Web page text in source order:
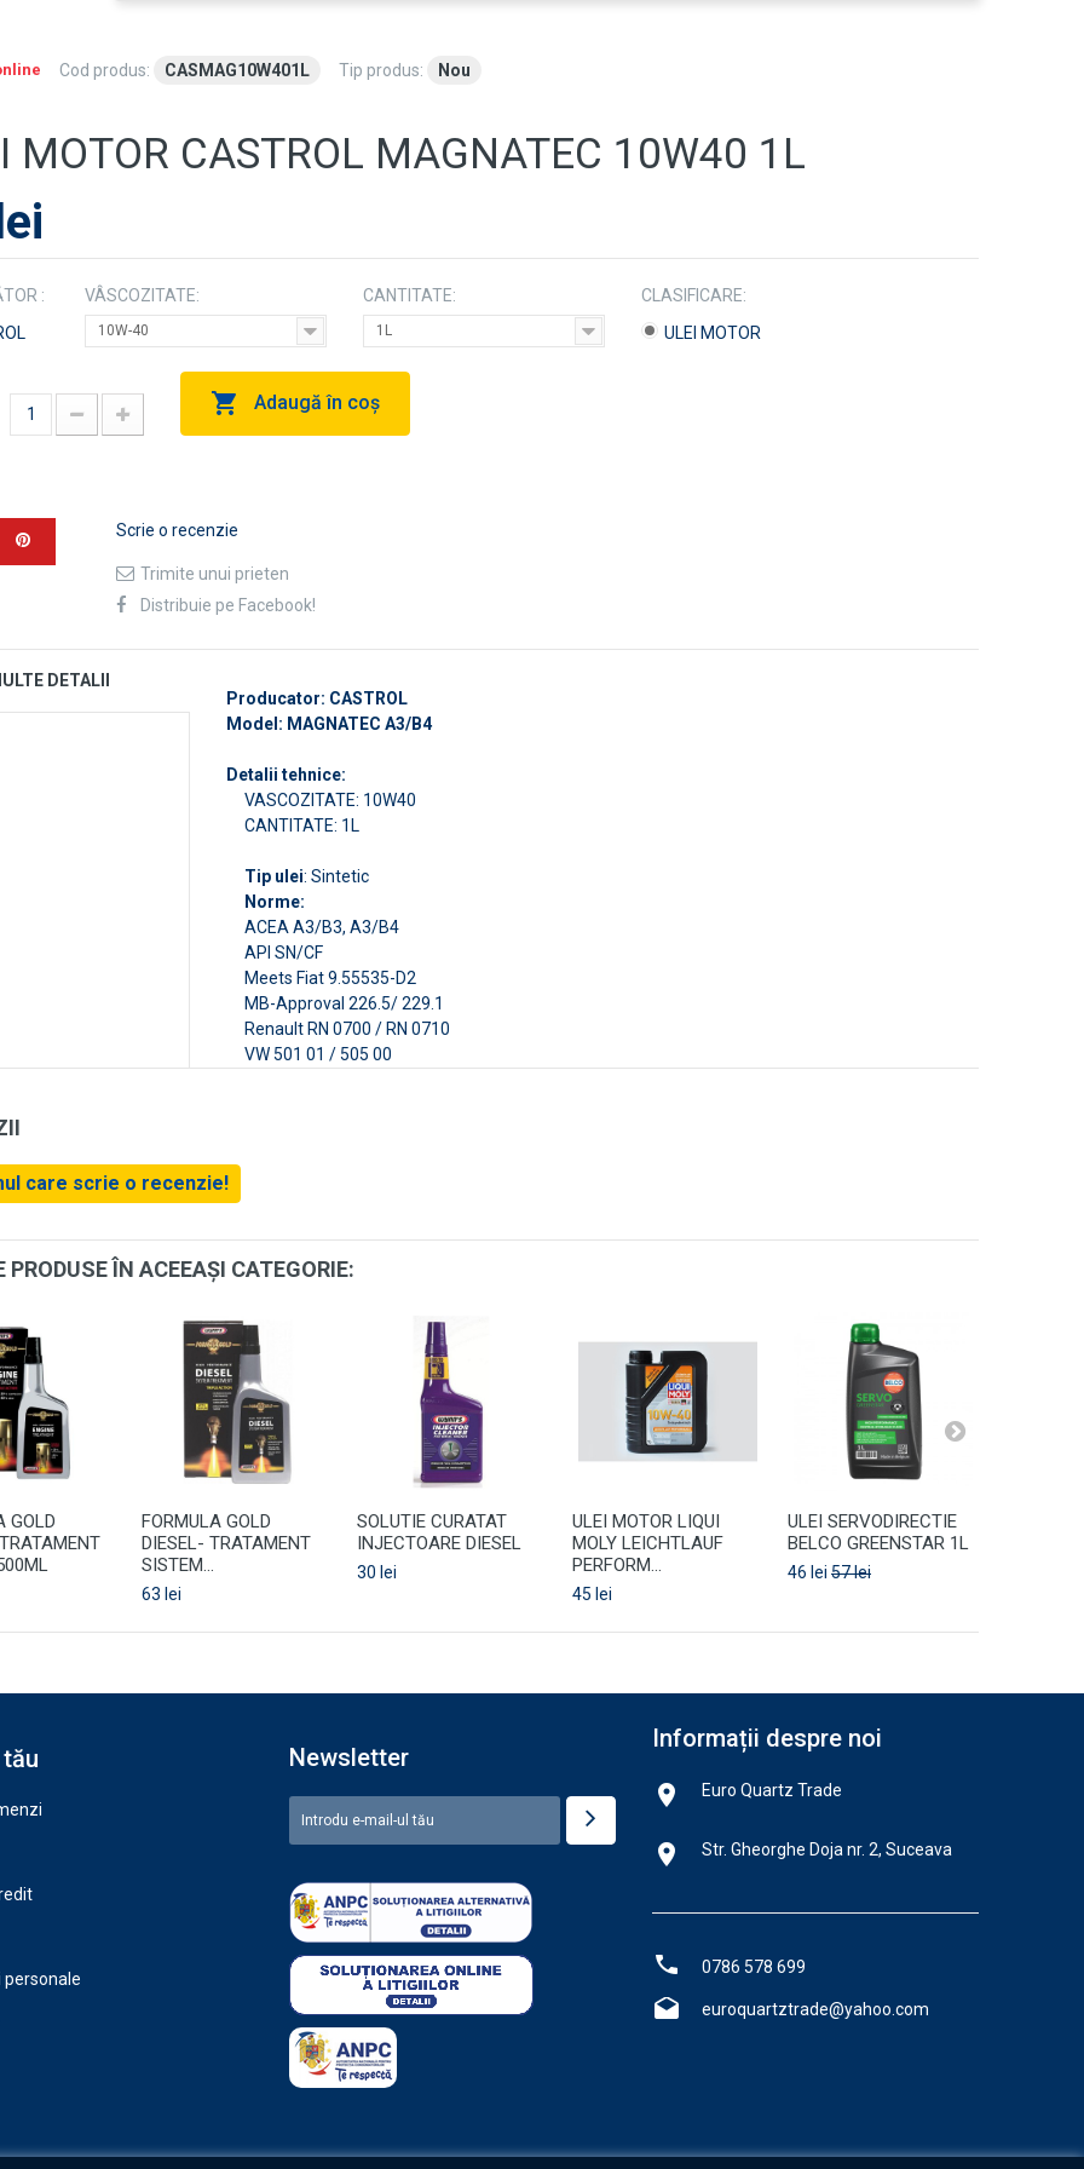
Cod produs: CASMAG10W401L Tip produs: Nou
MOTOR CASTROL MAGNATEC 10W40 1L
:
VÂSCOZITATE:
10W-40
CANTITATE:
1L
CLASIFICARE:
ULEI MOTOR
Adaugă în coş
Scrie o recenzie
Trimite unui prieten
Distribuie pe Facebook!
DETALII
Producator: CASTROL
Model: MAGNATEC A3/B4
Detalii tehnice:
VASCOZITATE: 10W40
CANTITATE: 1L
Tip ulei: Sintetic
Norme:
ACEA A3/B3, A3/B4
API SN/CF
Meets Fiat 9.55535-D2
MB-Approval 226.5/ 229.1
Renault RN 0700 / RN 0710
VW 501 01 / 505 00
care scrie o recenzie!
PRODUSE ÎN ACEEAȘI CATEGORIE:
GOLD
FORMULA GOLD
DIESEL- TRATAMENT
SISTEM...
63 lei
SOLUTIE CURATAT
INJECTOARE DIESEL
30 lei
ULEI MOTOR LIQUI
MOLY LEICHTLAUF
PERFORM...
45 lei
ULEI SERVODIRECTIE
BELCO GREENSTAR 1L
46 lei 57 lei
personale
Newsletter
Informații despre noi
Euro Quartz Trade
Str. Gheorghe Doja nr. 2, Suceava
0786 578 699
euroquartztrade@yahoo.com